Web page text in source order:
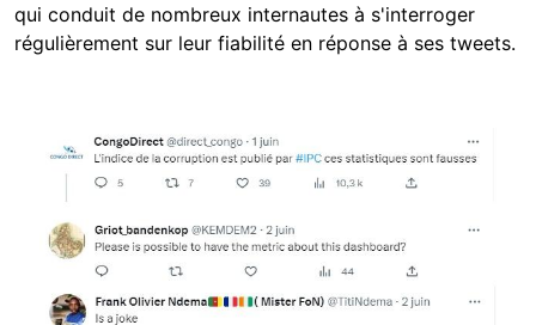
qui conduit de nombreux internautes à s'interroger
régulièrement sur leur fiabilité en réponse à ses tweets.